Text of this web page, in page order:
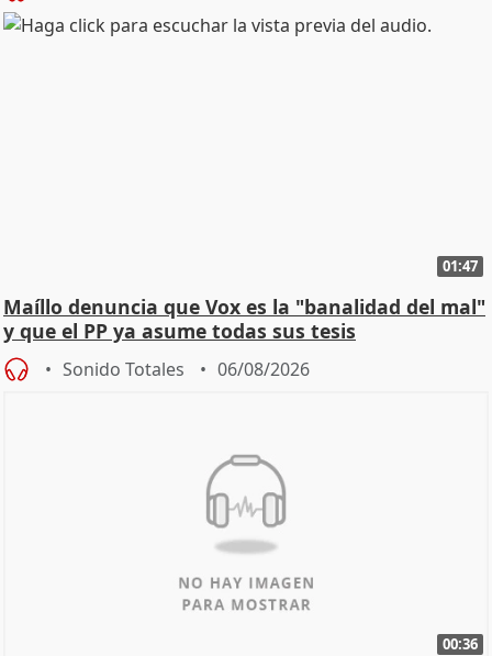
01:47
Maíllo denuncia que Vox es la "banalidad del mal"
y que el PP ya asume todas sus tesis
Sonido Totales 06/08/2026
00:36